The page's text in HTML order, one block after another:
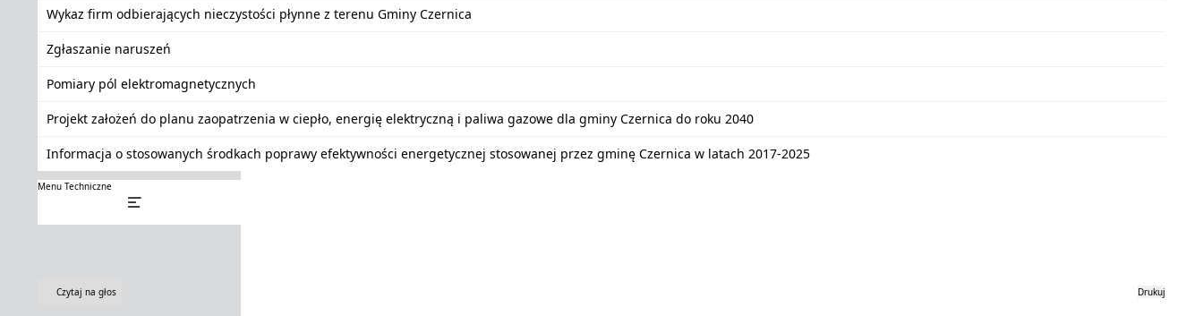
Wykaz firm odbierających nieczystości płynne z terenu Gminy Czernica
Zgłaszanie naruszeń
Pomiary pól elektromagnetycznych
Projekt założeń do planu zaopatrzenia w ciepło, energię elektryczną i paliwa gazowe dla gminy Czernica do roku 2040
Informacja o stosowanych środkach poprawy efektywności energetycznej stosowanej przez gminę Czernica w latach 2017-2025
Menu Techniczne
Czytaj na głos Drukuj